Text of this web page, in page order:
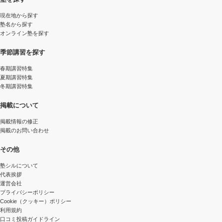
現在地から探す
塾名から探す
オンライン塾を探す
季節講習を探す
春期講習特集
夏期講習特集
冬期講習特集
掲載について
掲載情報の修正
掲載のお問い合わせ
その他
塾シルについて
代表挨拶
運営会社
プライバシーポリシー
Cookie（クッキー）ポリシー
利用規約
口コミ投稿ガイドライン